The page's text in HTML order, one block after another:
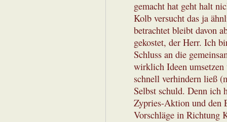
gemacht hat geht halt
Kolb versucht das ja
betrachtet bleibt davon
gekostet, der Herr. Ich
Schluss an die
wirklich Ideen umsetzen
schnell verhindern ließ
Selbst schuld. Denn ich
Zypries-Aktion und den
Vorschläge in Richtung